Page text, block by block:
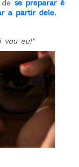
dese preparar é
a partir dele.
vou eu!"